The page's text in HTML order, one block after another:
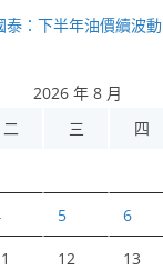
泰：下半年油價續波動
2026 年 8 月
二 三 四
5 6
12 13